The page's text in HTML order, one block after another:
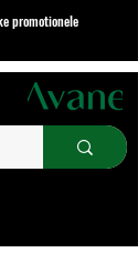
promotionele